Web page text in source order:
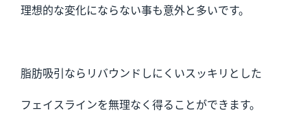
理想的な変化にならない事も意外と多いです。
脂肪吸引ならリバウンドしにくいスッキリとした
フェイスラインを無理なく得ることができます。